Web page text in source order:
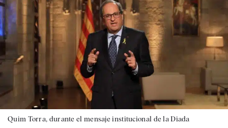
Quim Torra, durante el mensaje institucional de la Diada